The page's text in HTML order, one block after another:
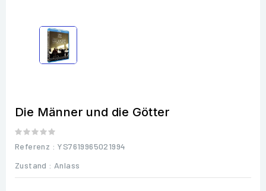
Die Männer und die Götter
Referenz : YS7619965021994
Zustand : Anlass